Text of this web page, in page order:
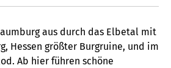
aus durch das Elbetal mit
Hessen größter Burgruine, und im
Ab hier führen schöne